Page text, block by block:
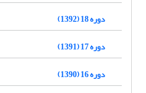
دوره 18 (1392)
دوره 17 (1391)
دوره 16 (1390)